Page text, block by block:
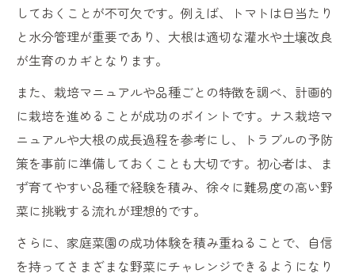
しておくことが不可欠です。例えば、トマトは日当たり
と水分管理が重要であり、大根は適切な灌水や土壌改良
が生育のカギとなります。
また、栽培マニュアルや品種ごとの特徴を調べ、計画的
に栽培を進めることが成功のポイントです。ナス栽培マ
ニュアルや大根の成長過程を参考にし、トラブルの予防
策を事前に準備しておくことも大切です。初心者は、ま
ず育てやすい品種で経験を積み、徐々に難易度の高い野
菜に挑戦する流れが理想的です。
さらに、家庭菜園の成功体験を積み重ねることで、自信
を持ってさまざまな野菜にチャレンジできるようになり